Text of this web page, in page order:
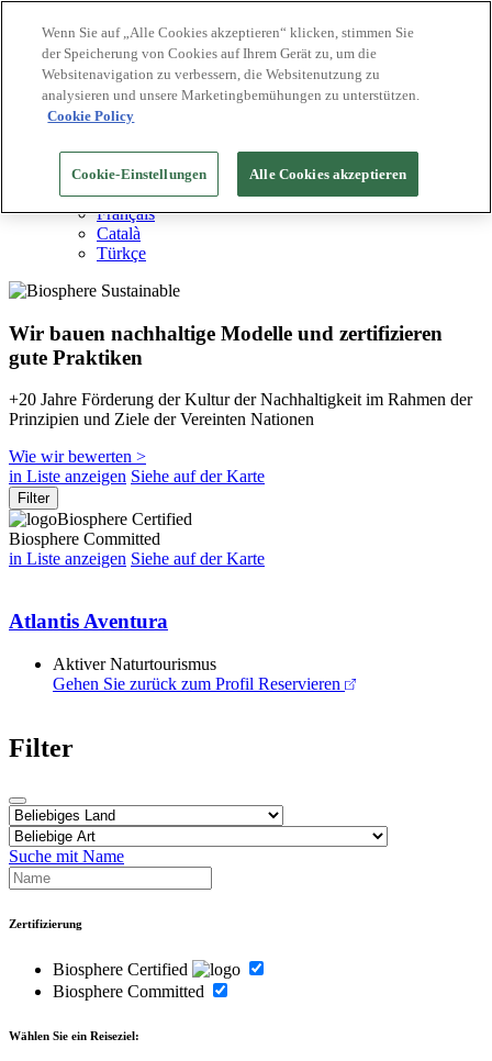
Biosphere Reiseziele
Biosphere Unternehmen
Wie wir bewerten
Über uns
English
Español
Português
Français
Català
Türkçe
Wir bauen nachhaltige Modelle und zertifizieren
gute Praktiken
+20 Jahre Förderung der Kultur der Nachhaltigkeit im Rahmen der
Prinzipien und Ziele der Vereinten Nationen
Wie wir bewerten >
in Liste anzeigen Siehe auf der Karte
Filter
Biosphere Certified
Biosphere Committed
in Liste anzeigen Siehe auf der Karte
Atlantis Aventura
Aktiver Naturtourismus
Gehen Sie zurück zum Profil Reservieren
Filter
Suche mit Name
Zertifizierung
Biosphere Certified
Biosphere Committed
Wählen Sie ein Reiseziel:
Wenn Sie auf „Alle Cookies akzeptieren“ klicken, stimmen Sie
der Speicherung von Cookies auf Ihrem Gerät zu, um die
Websitenavigation zu verbessern, die Websitenutzung zu
analysieren und unsere Marketingbemühungen zu unterstützen.
Cookie Policy
Cookie-Einstellungen Alle Cookies akzeptieren